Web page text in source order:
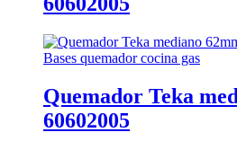
Bases quemador cocina gas
Quemador Teka
60602005